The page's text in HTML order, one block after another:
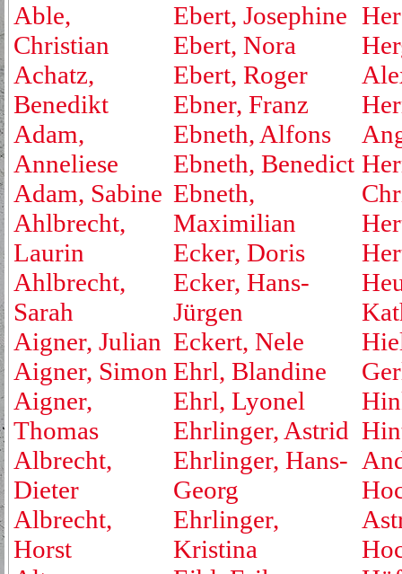
Able,
Christian
Achatz,
Benedikt
Adam,
Anneliese
Adam, Sabine
Ahlbrecht,
Laurin
Ahlbrecht,
Sarah
Aigner, Julian
Aigner, Simon
Aigner,
Thomas
Albrecht,
Dieter
Albrecht,
Horst
Ebert, Josephine
Ebert, Nora
Ebert, Roger
Ebner, Franz
Ebneth, Alfons
Ebneth, Benedict
Ebneth,
Maximilian
Ecker, Doris
Ecker, Hans-
Jürgen
Eckert, Nele
Ehrl, Blandine
Ehrl, Lyonel
Ehrlinger, Astrid
Ehrlinger, Hans-
Georg
Ehrlinger,
Kristina